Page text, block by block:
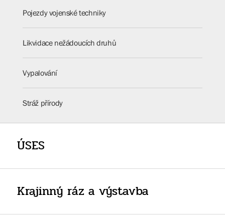
Pojezdy vojenské techniky
Likvidace nežádoucích druhů
Vypalování
Stráž přírody
ÚSES
Krajinný ráz a výstavba